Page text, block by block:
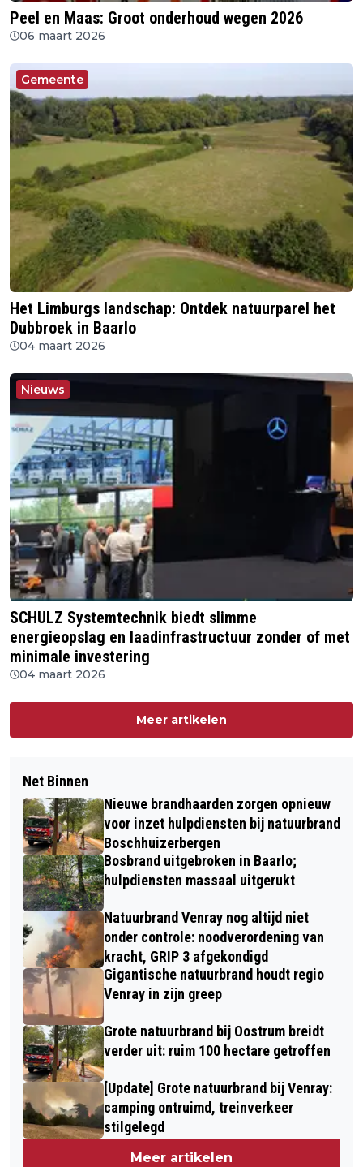
Peel en Maas: Groot onderhoud wegen 2026
06 maart 2026
Gemeente
Het Limburgs landschap: Ontdek natuurparel het
Dubbroek in Baarlo
04 maart 2026
Nieuws
SCHULZ Systemtechnik biedt slimme
energieopslag en laadinfrastructuur zonder of met
minimale investering
04 maart 2026
Meer artikelen
Net Binnen
Nieuwe brandhaarden zorgen opnieuw
voor inzet hulpdiensten bij natuurbrand
Boschhuizerbergen
Bosbrand uitgebroken in Baarlo;
hulpdiensten massaal uitgerukt
Natuurbrand Venray nog altijd niet
onder controle: noodverordening van
kracht, GRIP 3 afgekondigd
Gigantische natuurbrand houdt regio
Venray in zijn greep
Grote natuurbrand bij Oostrum breidt
verder uit: ruim 100 hectare getroffen
[Update] Grote natuurbrand bij Venray:
camping ontruimd, treinverkeer
stilgelegd
Meer artikelen